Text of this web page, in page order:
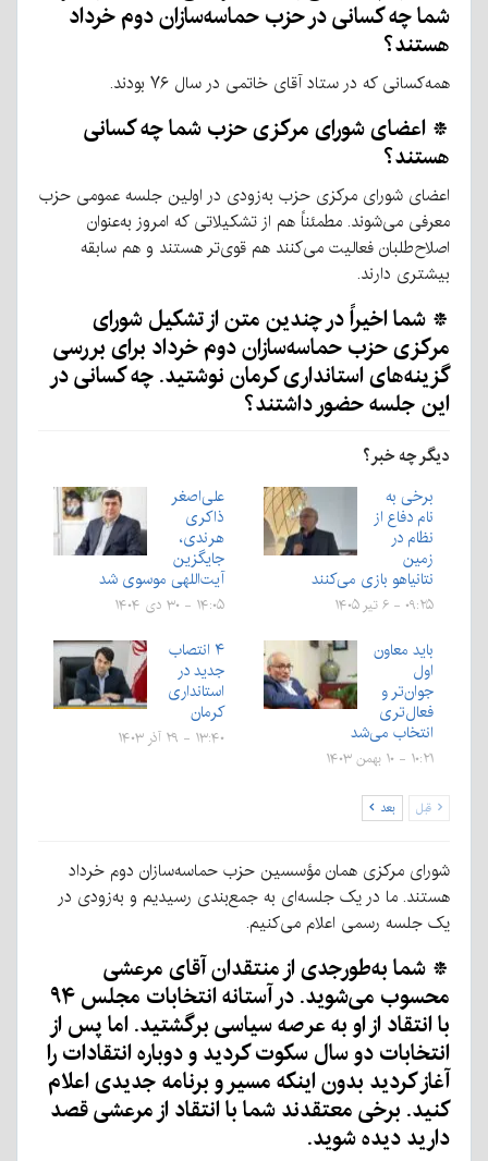
شما چه کسانی در حزب حماسه‌سازان دوم خرداد
هستند؟
همه‌کسانی که در ستاد آقای خاتمی در سال ۷۶ بودند.
* اعضای شورای مرکزی حزب شما چه کسانی
هستند؟
اعضای شورای مرکزی حزب به‌زودی در اولین جلسه عمومی حزب
معرفی می‌شوند. مطمئناً هم از تشکیلاتی که امروز به‌عنوان
اصلاح‌طلبان فعالیت می‌کنند هم قوی‌تر هستند و هم سابقه
بیشتری دارند.
* شما اخیراً در چندین متن از تشکیل شورای
مرکزی حزب حماسه‌سازان دوم خرداد برای بررسی
گزینه‌های استانداری کرمان نوشتید. چه کسانی در
این جلسه حضور داشتند؟
دیگر چه خبر؟
برخی به
نام دفاع از
نظام در
زمین
نتانیاهو بازی می‌کنند
۰۹:۲۵ - ۶ تیر ۱۴۰۵
علی‌اصغر
ذاکری
هرندی،
جایگزین
آیت‌اللهی موسوی شد
۱۴:۰۵ - ۳۰ دی ۱۴۰۴
باید معاون
اول
جوان‌تر و
فعال‌تری
انتخاب می‌شد
۱۰:۲۱ - ۱۰ بهمن ۱۴۰۳
۴ انتصاب
جدید در
استانداری
کرمان
۱۳:۴۰ - ۲۹ آذر ۱۴۰۳
قبل بعد
شورای مرکزی همان مؤسسین حزب حماسه‌سازان دوم خرداد
هستند. ما در یک جلسه‌ای به جمع‌بندی رسیدیم و به‌زودی در
یک جلسه رسمی اعلام می‌کنیم.
* شما به‌طورجدی از منتقدان آقای مرعشی
محسوب می‌شوید. در آستانه انتخابات مجلس ۹۴
با انتقاد از او به عرصه سیاسی برگشتید. اما پس از
انتخابات دو سال سکوت کردید و دوباره انتقادات را
آغاز کردید بدون اینکه مسیر و برنامه جدیدی اعلام
کنید. برخی معتقدند شما با انتقاد از مرعشی قصد
دارید دیده شوید.